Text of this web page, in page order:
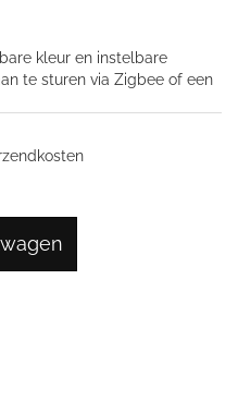
kleur en instelbare
te sturen via Zigbee of een